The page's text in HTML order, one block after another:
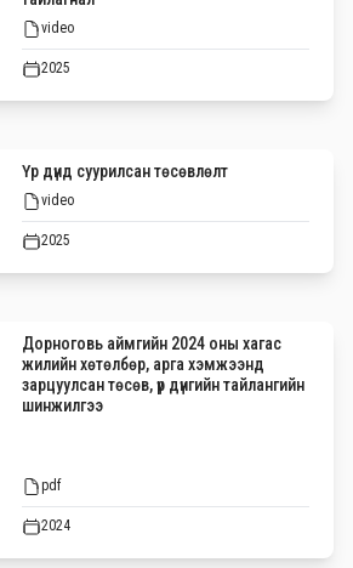
video
2025
Үр дүнд суурилсан төсөвлөлт
video
2025
Дорноговь аймгийн 2024 оны хагас
жилийн хөтөлбөр, арга хэмжээнд
зарцуулсан төсөв, үр дүнгийн тайлангийн
шинжилгээ
pdf
2024